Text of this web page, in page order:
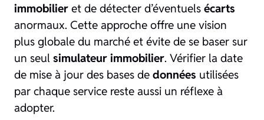
immobilier et de détecter d’éventuels écarts
anormaux. Cette approche offre une vision
plus globale du marché et évite de se baser sur
un seul simulateur immobilier. Vérifier la date
de mise à jour des bases de données utilisées
par chaque service reste aussi un réflexe à
adopter.